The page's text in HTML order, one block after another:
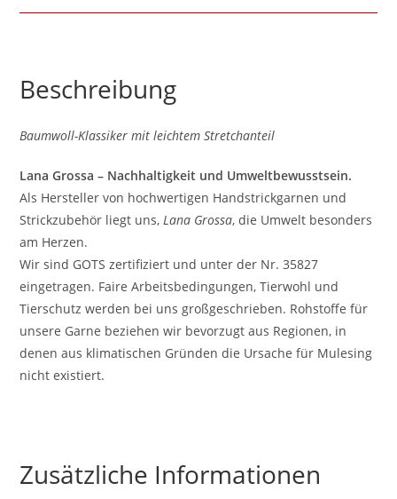
Beschreibung
Baumwoll-Klassiker mit leichtem Stretchanteil
Lana Grossa – Nachhaltigkeit und Umweltbewusstsein.
Als Hersteller von hochwertigen Handstrickgarnen und
Strickzubehör liegt uns,Lana Grossa, die Umwelt besonders
am Herzen.
Wir sind GOTS zertifiziert und unter der Nr. 35827
eingetragen. Faire Arbeitsbedingungen, Tierwohl und
Tierschutz werden bei uns großgeschrieben. Rohstoffe für
unsere Garne beziehen wir bevorzugt aus Regionen, in
denen aus klimatischen Gründen die Ursache für Mulesing
nicht existiert.
Zusätzliche Informationen